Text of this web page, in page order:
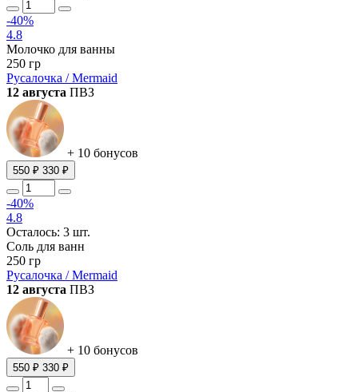
-40%
4.8
Молочко для ванны
250 гр
Русалочка / Mermaid
12 августа ПВЗ
+ 10 бонусов
550 ₽ 330 ₽
-40%
4.8
Осталось: 3 шт.
Соль для ванн
250 гр
Русалочка / Mermaid
12 августа ПВЗ
+ 10 бонусов
550 ₽ 330 ₽